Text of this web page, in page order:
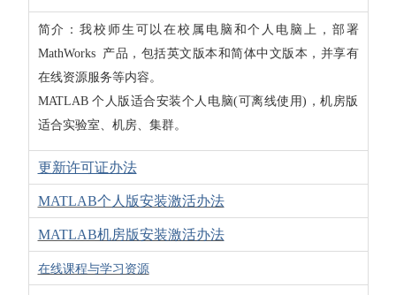
简介：我校师生可以在校属电脑和个人电脑上，部署
MathWorks 产品，包括英文版本和简体中文版本，并享有
在线资源服务等内容。
MATLAB 个人版适合安装个人电脑(可离线使用)，机房版
适合实验室、机房、集群。
更新许可证办法
MATLAB个人版安装激活办法
MATLAB机房版安装激活办法
在线课程与学习资源